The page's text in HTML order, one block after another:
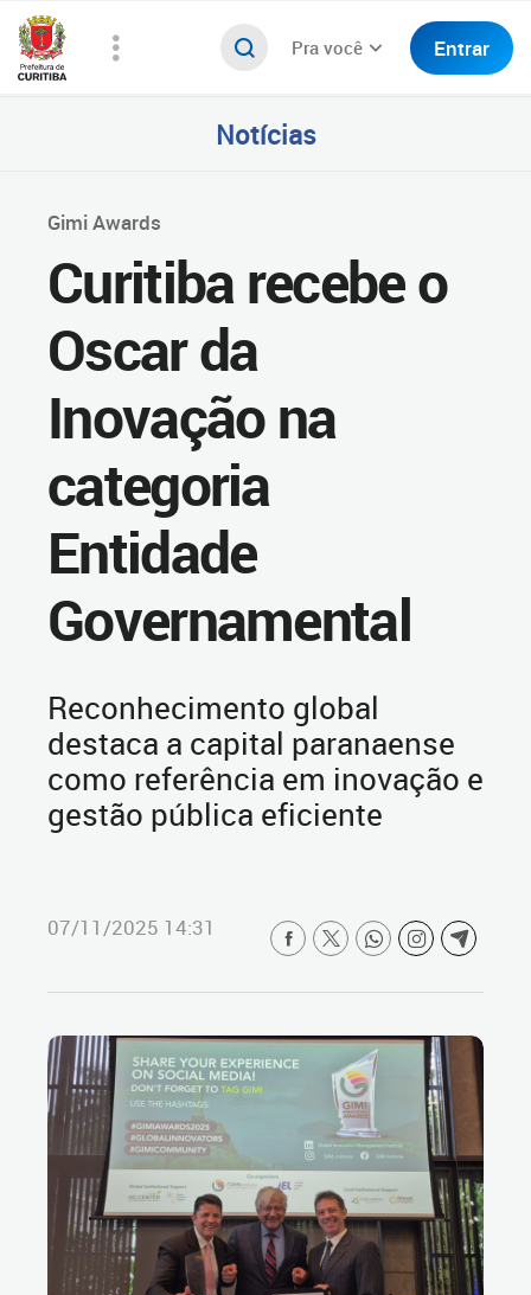
Pra você Entrar
Notícias
Gimi Awards
Curitiba recebe o
Oscar da
Inovação na
categoria
Entidade
Governamental
Reconhecimento global
destaca a capital paranaense
como referência em inovação e
gestão pública eficiente
07/11/2025 14:31